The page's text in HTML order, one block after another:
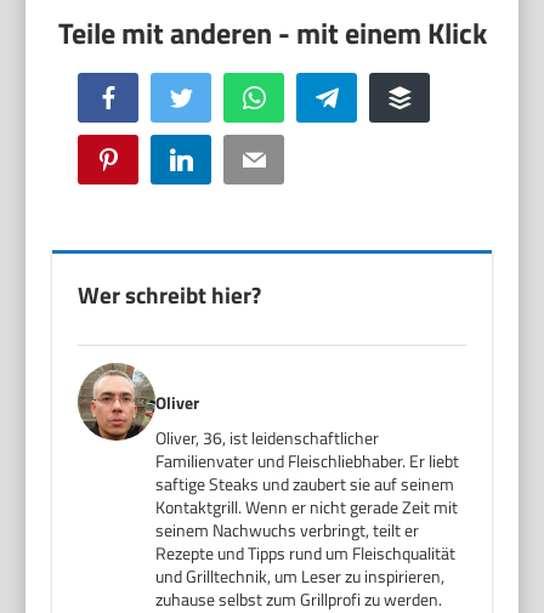
Facebook Twitter WhatsApp Telegram Buffer
Pinterest LinkedIn Email
Wer schreibt hier?
Oliver
Oliver, 36, ist leidenschaftlicher
Familienvater und Fleischliebhaber. Er liebt
saftige Steaks und zaubert sie auf seinem
Kontaktgrill. Wenn er nicht gerade Zeit mit
seinem Nachwuchs verbringt, teilt er
Rezepte und Tipps rund um Fleischqualität
und Grilltechnik, um Leser zu inspirieren,
zuhause selbst zum Grillprofi zu werden.